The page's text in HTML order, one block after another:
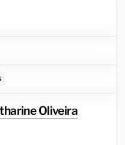
Oliveira